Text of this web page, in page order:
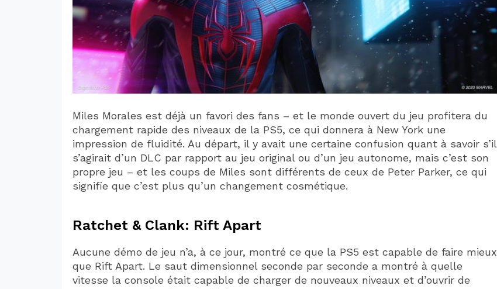
Miles Morales est déjà un favori des fans – et le monde ouvert du jeu profitera du
chargement rapide des niveaux de la PS5, ce qui donnera à New York une
impression de fluidité. Au départ, il y avait une certaine confusion quant à savoir s’il
s’agirait d’un DLC par rapport au jeu original ou d’un jeu autonome, mais c’est son
propre jeu – et les coups de Miles sont différents de ceux de Peter Parker, ce qui
signifie que c’est plus qu’un changement cosmétique.
Ratchet & Clank: Rift Apart
Aucune démo de jeu n’a, à ce jour, montré ce que la PS5 est capable de faire mieux
que Rift Apart. Le saut dimensionnel seconde par seconde a montré à quelle
vitesse la console était capable de charger de nouveaux niveaux et d’ouvrir de